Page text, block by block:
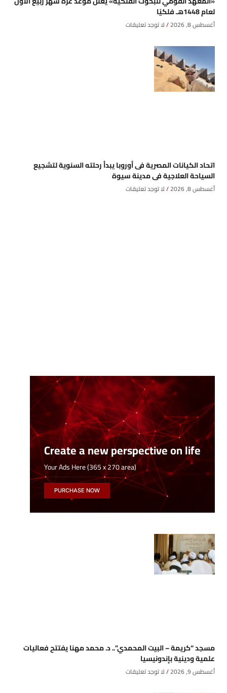
لعام 1448هـ فلكيًا
أغسطس 8, 2026 لا توجد تعليقات
اتحاد الكيانات المصرية فى أوروبا يبدأ رحلته السنوية لتشجيع
السياحة العلاجية فى مدينة سيوة
أغسطس 8, 2026 لا توجد تعليقات
Create a new perspective on life
Your Ads Here (365 x 270 area)
PURCHASE NOW
مسجد “كريمة – البيت المحمدي”.. د. محمد مهنا يفتتح فعاليات
علمية ودينية بإندونيسيا
أغسطس 9, 2026 لا توجد تعليقات